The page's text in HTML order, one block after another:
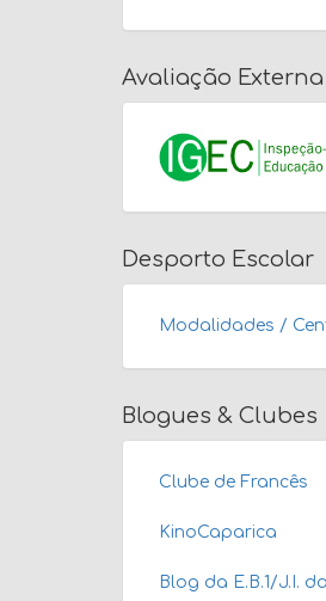
Avaliação Externa
Desporto Escolar
Modalidades /
Blogues & Clubes
Clube de Francês
KinoCaparica
Blog da E.B.1/J.I.